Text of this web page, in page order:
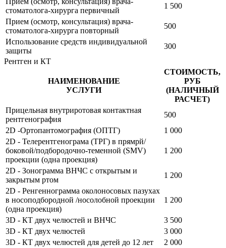
стоматолога-хирурга первичный
1 500
Прием (осмотр, консультация) врача-
стоматолога-хирурга повторный
500
Использование средств индивидуальной
защиты
300
Рентген и КТ
НАИМЕНОВАНИЕ
УСЛУГИ
СТОИМОСТЬ,
РУБ
(НАЛИЧНЫЙ
РАСЧЕТ)
Прицельная внутриротовая контактная
рентгенография
500
2D -Ортопантомография (ОПТГ)
1 000
2D - Телерентгенограма (ТРГ) в прямрй/
боковой/подбородочно-теменной (SMV)
проекции (одна проекция)
1 200
2D - Зонограмма ВНЧС с открытым и
закрытым ртом
1 200
2D - Ренгеннограмма околоносовых пазухах
в носоподбородной /носолобной проекции
(одна проекция)
1 200
3D - КТ двух челюстей и ВНЧС
3 500
3D - КТ двух челюстей
3 000
3D - КТ двух челюстей для детей до 12 лет
2 000